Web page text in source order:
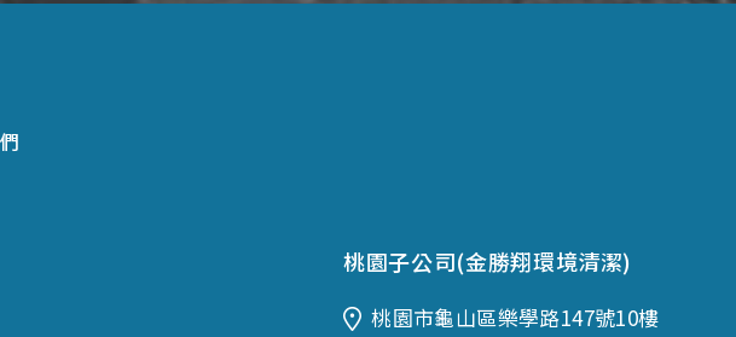
桃園子公司(金勝翔環境清潔)
桃園市龜山區樂學路147號10樓